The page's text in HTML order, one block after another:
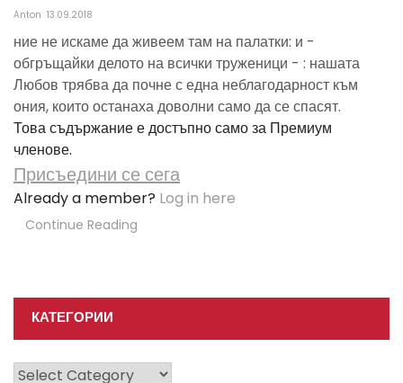
Anton 13.09.2018
ние не искаме да живеем там на палатки: и -
обгръщайки делото на всички труженици - : нашата
Любов трябва да почне с една неблагодарност към
ония, които останаха доволни само да се спасят.
Това съдържание е достъпно само за Премиум
членове.
Присъедини се сега
Already a member? Log in here
Continue Reading
КАТЕГОРИИ
Категории